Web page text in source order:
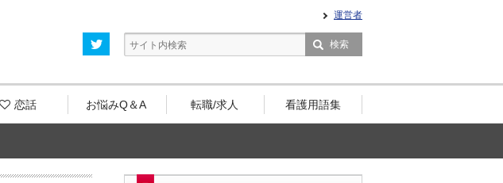
運営者
恋話 お悩みQ＆A 転職/求人 看護用語集